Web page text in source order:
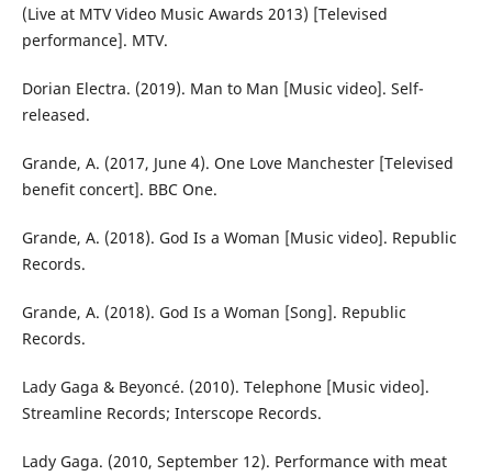
(Live at MTV Video Music Awards 2013) [Televised
performance]. MTV.
Dorian Electra. (2019). Man to Man [Music video]. Self-
released.
Grande, A. (2017, June 4). One Love Manchester [Televised
benefit concert]. BBC One.
Grande, A. (2018). God Is a Woman [Music video]. Republic
Records.
Grande, A. (2018). God Is a Woman [Song]. Republic
Records.
Lady Gaga & Beyoncé. (2010). Telephone [Music video].
Streamline Records; Interscope Records.
Lady Gaga. (2010, September 12). Performance with meat